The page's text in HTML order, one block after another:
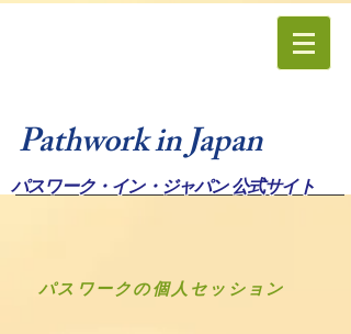
Pathwork in Japan
パスワーク・イン・ジャパン 公式サイト
パスワークの個人セッション